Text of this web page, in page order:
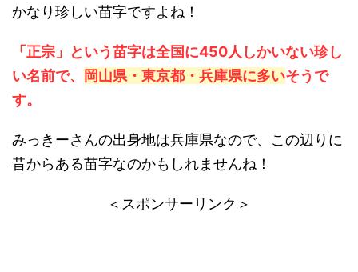
かなり珍しい苗字ですよね！
「正宗」という苗字は全国に450人しかいない珍し
い名前で、
岡山県・東京都・兵庫県に多いそうで
す。
みっきーさんの出身地は兵庫県なので、この辺りに
昔からある苗字なのかもしれませんね！
＜スポンサーリンク＞